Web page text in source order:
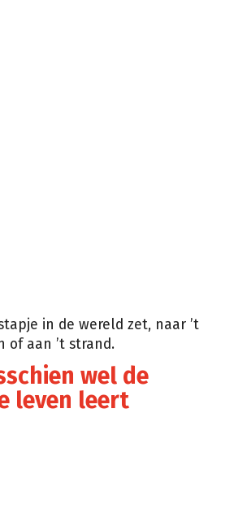
in de wereld zet, naar ’t
of aan ’t strand.
wel de
leven leert